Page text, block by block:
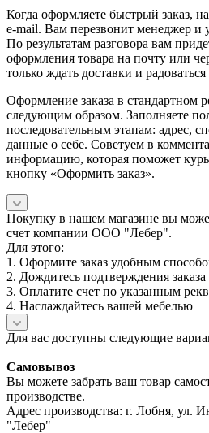
Когда оформляете быстрый заказ,
e-mail. Вам перезвонит менеджер и
По результатам разговора вам
оформления товара на почту или
только ждать доставки и
Оформление заказа в стандартном
следующим образом. Заполняете
последовательным этапам: адрес,
данные о себе. Советуем в
информацию, которая поможет
кнопку «Оформить заказ».
Покупку в нашем магазине вы
счет компании ООО "Лебер".
Для этого:
1. Оформите заказ удобным
2. Дождитесь подтверждения
3. Оплатите счет по указанным
4. Наслаждайтесь вашей мебелью
Для вас доступны следующие
Самовывоз
Вы можете забрать ваш товар
производстве.
Адрес производства: г. Лобня, ул.
"Лебер"